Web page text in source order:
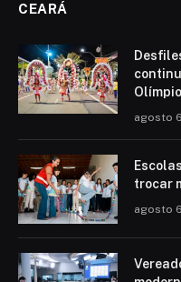
CEARÁ
Olímpio
agosto
trocar
agosto